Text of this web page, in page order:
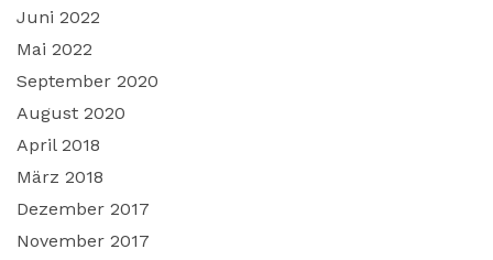
Juni 2022
Mai 2022
September 2020
August 2020
April 2018
März 2018
Dezember 2017
November 2017